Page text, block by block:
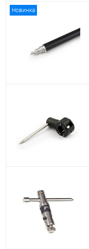
Новинка